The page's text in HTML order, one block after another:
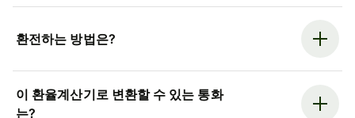
환전하는 방법은?
이 환율계산기로 변환할 수 있는 통화
는?